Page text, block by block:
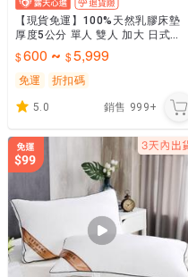
【現貨免運】100%天然乳膠床墊
厚度5公分 單人 雙人 加大 日式床
墊 學生床墊 薄床墊 乳膠墊 宿舍尺
寸600 ~ 5,999
免運 折扣碼
5.0 銷售 999+